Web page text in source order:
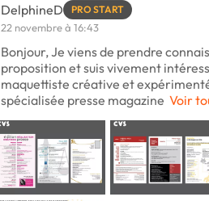
DelphineD PRO START
22 novembre à 16:43
Bonjour, Je viens de prendre
proposition et suis vivement
maquettiste créative et
spécialisée presse magazine Voir